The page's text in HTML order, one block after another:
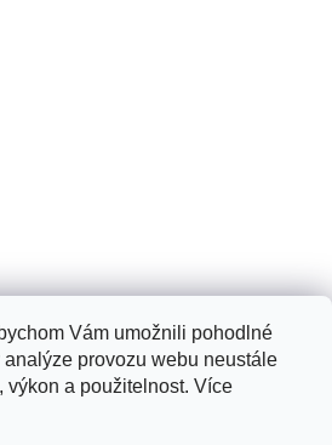
Vám umožnili pohodlné
provozu webu neustále
výkon a použitelnost. Více